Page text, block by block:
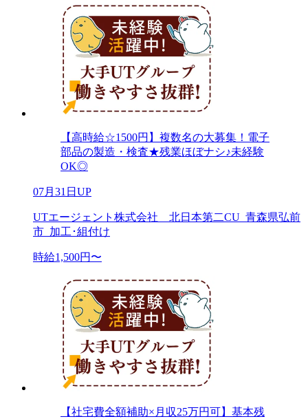
【高時給☆1500円】複数名の大募集！電子
部品の製造・検査★残業ほぼナシ♪未経験
OK◎
07月31日UP
UTエージェント株式会社 北日本第二CU_青森県弘前
市_加工･組付け
時給1,500円〜
【社宅費全額補助×月収25万円可】基本残